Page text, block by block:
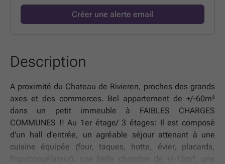
Créer une alerte email
Description
A proximité du Chateau de Rivieren, proches des grands
axes et des commerces. Bel appartement de +/-60m²
dans un petit immeuble à FAIBLES CHARGES
COMMUNES !! Au 1er étage/ 3 étages: Il est composé
d'un hall d'entrée, un agréable séjour attenant à une
cuisine équipée (four, taques, hotte, évier, placards,
frigo/congélateur), une belle chambre de +/-15m², une